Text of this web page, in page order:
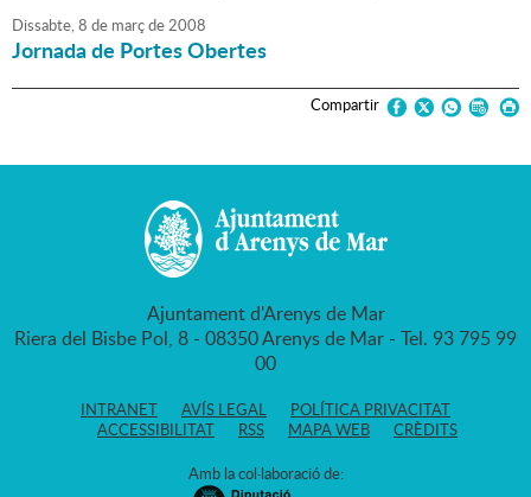
Dissabte,8 de marçde2008
Jornada de Portes Obertes
Compartir
Ajuntament d'Arenys de Mar
Riera del Bisbe Pol, 8 - 08350 Arenys de Mar - Tel. 93 795 99
00
INTRANET AVÍS LEGAL
POLÍTICA PRIVACITAT
ACCESSIBILITAT
RSS MAPA WEB CRÈDITS
Amb la col·laboració de: